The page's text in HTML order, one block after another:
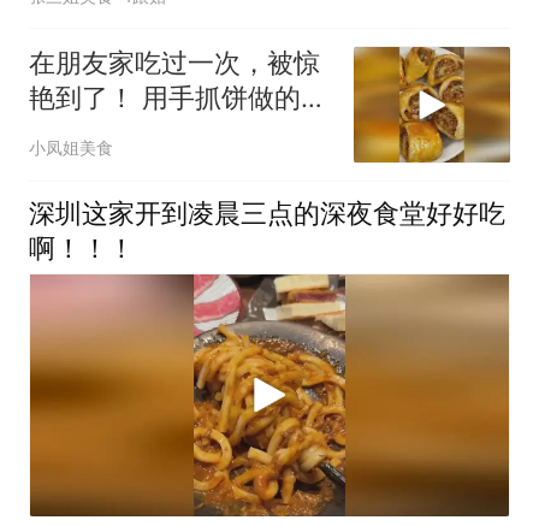
在朋友家吃过一次，被惊
艳到了！ 用手抓饼做的七
种花式做法
小凤姐美食
深圳这家开到凌晨三点的深夜食堂好好吃
啊！！！